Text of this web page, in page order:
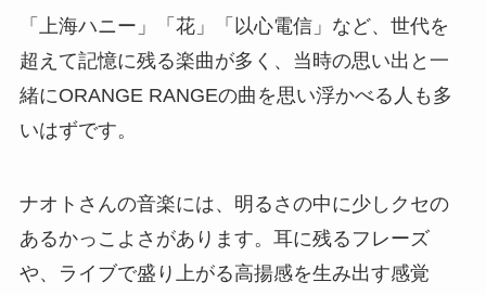
「上海ハニー」「花」「以心電信」など、世代を
超えて記憶に残る楽曲が多く、当時の思い出と一
緒にORANGE RANGEの曲を思い浮かべる人も多
いはずです。
ナオトさんの音楽には、明るさの中に少しクセの
あるかっこよさがあります。耳に残るフレーズ
や、ライブで盛り上がる高揚感を生み出す感覚